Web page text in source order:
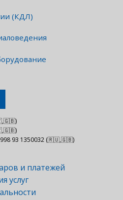
(КДЛ)
93 1350032 (🇷🇺,🇬🇧)
и платежей
услуг